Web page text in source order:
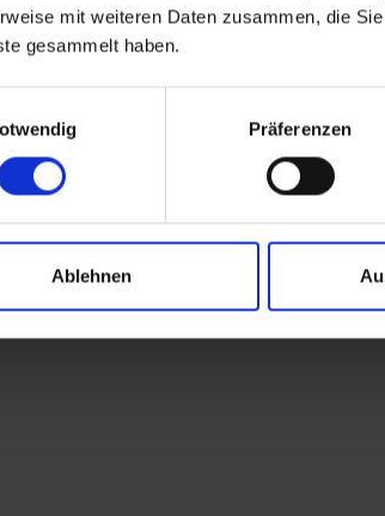
mit weiteren Daten zusammen, die
gesammelt haben.
Präferenzen
Ablehnen